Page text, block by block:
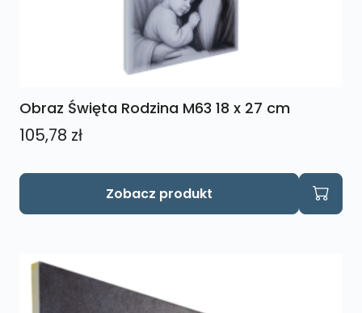
Obraz Święta Rodzina M63 18 x 27 cm
105,78 zł
Zobacz produkt